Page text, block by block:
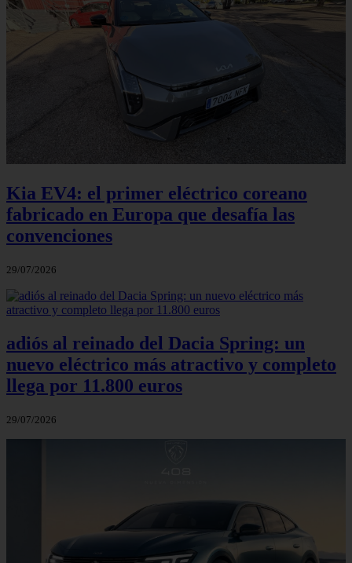
Kia EV4: el primer eléctrico coreano
fabricado en Europa que desafía las
convenciones
29/07/2026
adiós al reinado del Dacia Spring: un
nuevo eléctrico más atractivo y completo
llega por 11.800 euros
29/07/2026